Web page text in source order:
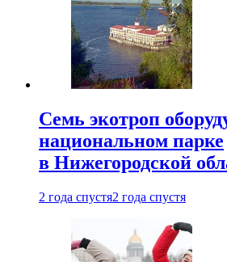
Семь экотроп
национальном парке
в Нижегородской
2 года спустя2 года спустя